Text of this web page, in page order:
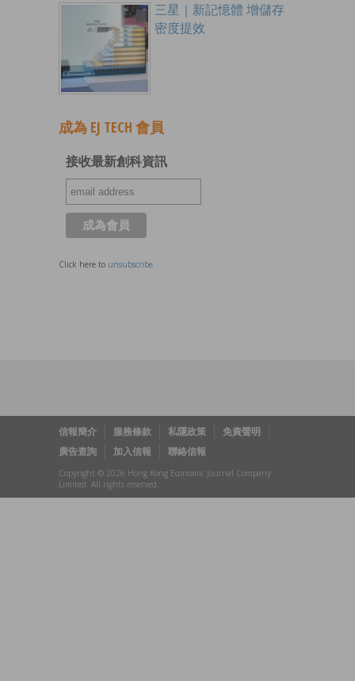
三星｜新記憶體 增儲存
密度提效
成為 EJ TECH 會員
接收最新創科資訊
Click here to unsubscribe
信報簡介 服務條款 私隱政策
免責聲明
廣告查詢
加入信報 聯絡信報
Copyright © 2026 Hong Kong Economic Journal Company
Limited. All rights reserved.